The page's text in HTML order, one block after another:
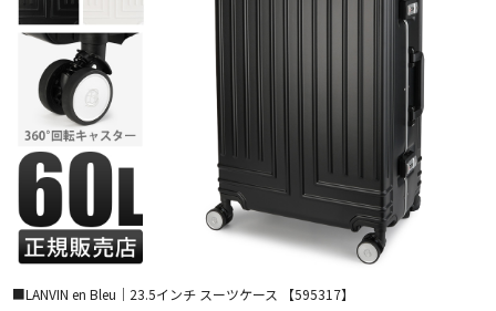
■LANVIN en Bleu｜23.5インチ スーツケース 【595317】